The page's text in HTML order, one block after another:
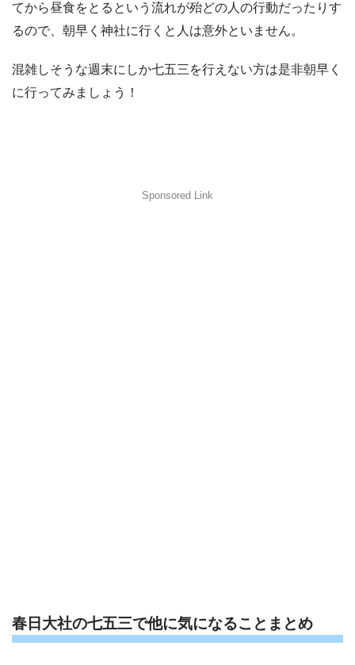
てから昼食をとるという流れが殆どの人の行動だったりす
るので、朝早く神社に行くと人は意外といません。
混雑しそうな週末にしか七五三を行えない方は是非朝早く
に行ってみましょう！
Sponsored Link
春日大社の七五三で他に気になることまとめ